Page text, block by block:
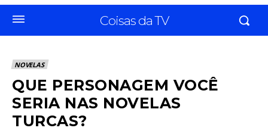
Coisas da TV
NOVELAS
QUE PERSONAGEM VOCÊ
SERIA NAS NOVELAS
TURCAS?